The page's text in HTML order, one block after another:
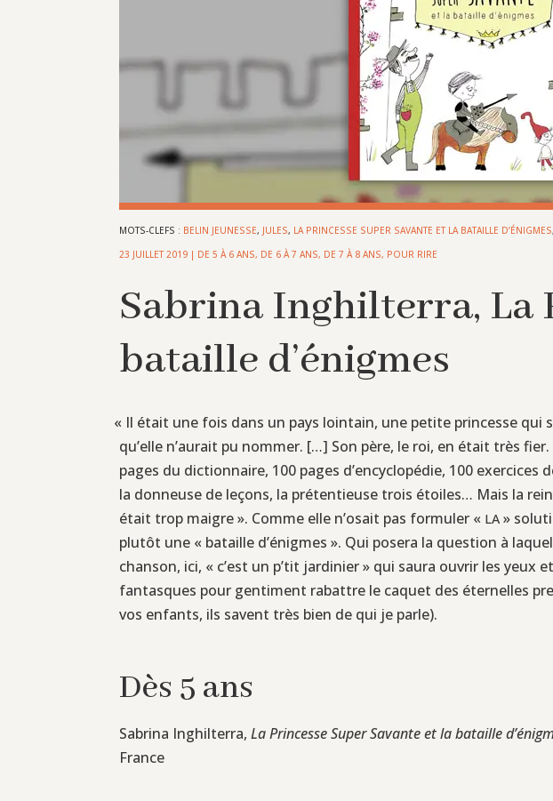
MOTS-CLEFS : BELIN JEUNESSE, JULES, LA PRINCESSE SUPER SAVANTE ET LA BATAILLE D’ÉNIGMES,
23 JUILLET 2019 | DE 5 À 6 ANS, DE 6 À 7 ANS, DE 7 À 8 ANS, POUR RIRE
Sabrina Inghilterra, La
bataille d’énigmes
« Il était une fois dans un pays lointain, une petite princesse qui
qu’elle n’aurait pu nommer. […] Son père, le roi, en était très
pages du dictionnaire, 100 pages d’encyclopédie, 100
la donneuse de leçons, la prétentieuse trois étoiles… Mais la
était trop maigre ». Comme elle n’osait pas formuler « LA »
plutôt une « bataille d’énigmes ». Qui posera la question à
chanson, ici, « c’est un p’tit jardinier » qui saura ouvrir les
fantasques pour gentiment rabattre le caquet des éternelles
vos enfants, ils savent très bien de qui je parle).
Dès 5 ans
Sabrina Inghilterra,La Princesse Super Savante et la bataille
France